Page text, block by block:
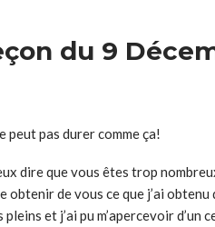
du 9
peut pas durer comme ça!
dire que vous êtes trop
obtenir de vous ce que j’ai
pleins et j’ai pu m’apercevoir d’un